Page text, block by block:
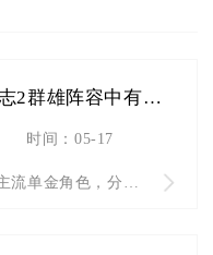
少年三国志2群雄阵容中有几种单金角色
时间：05-17